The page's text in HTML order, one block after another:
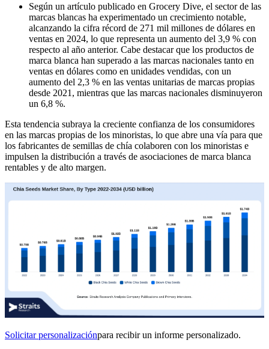
Según un artículo publicado en Grocery Dive, el sector de las
marcas blancas ha experimentado un crecimiento notable,
alcanzando la cifra récord de 271 mil millones de dólares en
ventas en 2024, lo que representa un aumento del 3,9 % con
respecto al año anterior. Cabe destacar que los productos de
marca blanca han superado a las marcas nacionales tanto en
ventas en dólares como en unidades vendidas, con un
aumento del 2,3 % en las ventas unitarias de marcas propias
desde 2021, mientras que las marcas nacionales disminuyeron
un 6,8 %.
Esta tendencia subraya la creciente confianza de los consumidores
en las marcas propias de los minoristas, lo que abre una vía para que
los fabricantes de semillas de chía colaboren con los minoristas e
impulsen la distribución a través de asociaciones de marca blanca
rentables y de alto margen.
Solicitar personalizaciónpara recibir un informe personalizado.